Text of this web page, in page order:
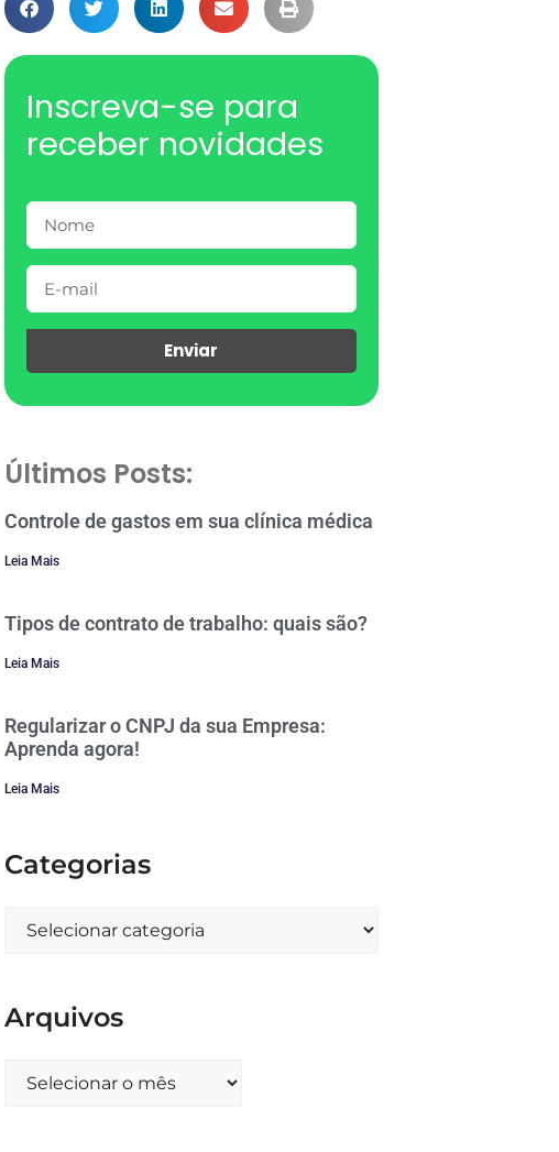
Inscreva-se para
receber novidades
Enviar
Últimos Posts:
Controle de gastos em sua clínica médica
Leia Mais
Tipos de contrato de trabalho: quais são?
Leia Mais
Regularizar o CNPJ da sua Empresa:
Aprenda agora!
Leia Mais
Categorias
Arquivos